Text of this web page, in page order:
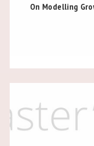
On Modelling